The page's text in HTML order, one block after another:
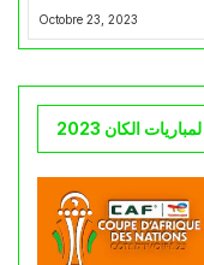
Octobre 23, 2023
الكان 2023